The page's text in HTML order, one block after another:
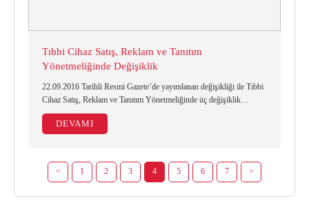
Tıbbi Cihaz Satış, Reklam ve Tanıtım
Yönetmeliğinde Değişiklik
22.09.2016 Tarihli Resmi Gazete’de yayımlanan değişikliği ile Tıbbi
Cihaz Satış, Reklam ve Tanıtım Yönetmeliğinde üç değişiklik
yapılmış bulunmaktadır. Söz konusu değişiklik metni ekte
gönderilmiştir.
DEVAMI
< 1 2 3 4 5 6 7 >